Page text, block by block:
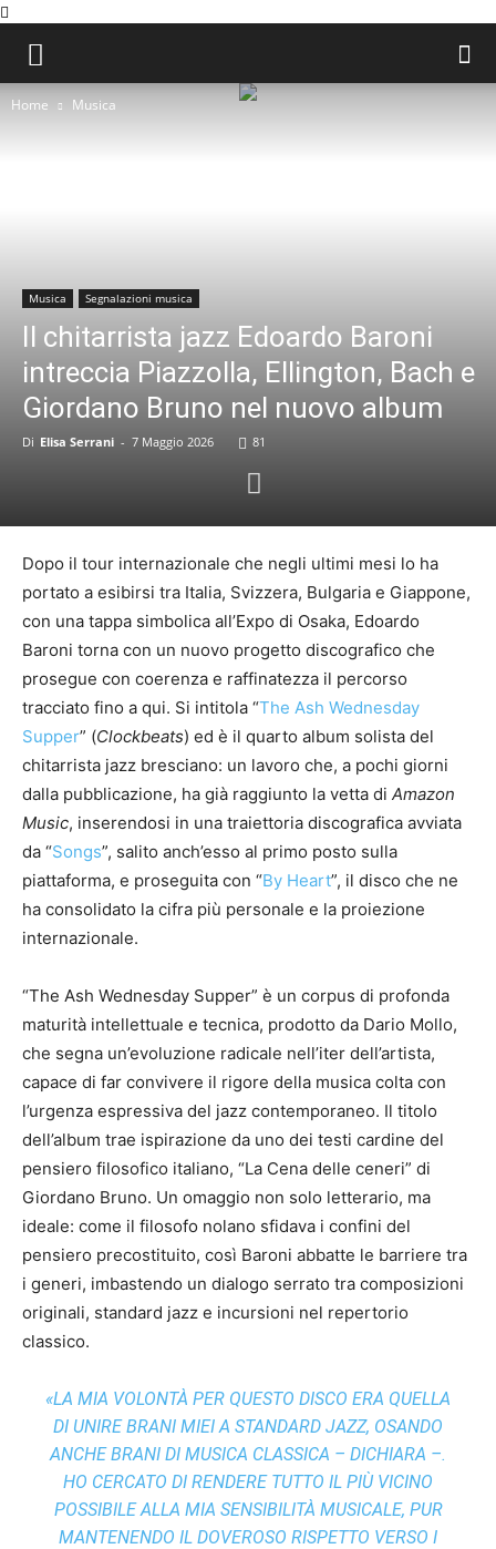
Home Musica
Musica Segnalazioni musica
Il chitarrista jazz Edoardo Baroni
intreccia Piazzolla, Ellington, Bach e
Giordano Bruno nel nuovo album
Di Elisa Serrani - 7 Maggio 2026 81
Dopo il tour internazionale che negli ultimi mesi lo ha
portato a esibirsi tra Italia, Svizzera, Bulgaria e Giappone,
con una tappa simbolica all’Expo di Osaka, Edoardo
Baroni torna con un nuovo progetto discografico che
prosegue con coerenza e raffinatezza il percorso
tracciato fino a qui. Si intitola “The Ash Wednesday
Supper” (Clockbeats) ed è il quarto album solista del
chitarrista jazz bresciano: un lavoro che, a pochi giorni
dalla pubblicazione, ha già raggiunto la vetta di Amazon
Music, inserendosi in una traiettoria discografica avviata
da “Songs”, salito anch’esso al primo posto sulla
piattaforma, e proseguita con “By Heart”, il disco che ne
ha consolidato la cifra più personale e la proiezione
internazionale.
“The Ash Wednesday Supper” è un corpus di profonda
maturità intellettuale e tecnica, prodotto da Dario Mollo,
che segna un’evoluzione radicale nell’iter dell’artista,
capace di far convivere il rigore della musica colta con
l’urgenza espressiva del jazz contemporaneo. Il titolo
dell’album trae ispirazione da uno dei testi cardine del
pensiero filosofico italiano, “La Cena delle ceneri” di
Giordano Bruno. Un omaggio non solo letterario, ma
ideale: come il filosofo nolano sfidava i confini del
pensiero precostituito, così Baroni abbatte le barriere tra
i generi, imbastendo un dialogo serrato tra composizioni
originali, standard jazz e incursioni nel repertorio
classico.
«LA MIA VOLONTÀ PER QUESTO DISCO ERA QUELLA
DI UNIRE BRANI MIEI A STANDARD JAZZ, OSANDO
ANCHE BRANI DI MUSICA CLASSICA – DICHIARA –.
HO CERCATO DI RENDERE TUTTO IL PIÙ VICINO
POSSIBILE ALLA MIA SENSIBILITÀ MUSICALE, PUR
MANTENENDO IL DOVEROSO RISPETTO VERSO I